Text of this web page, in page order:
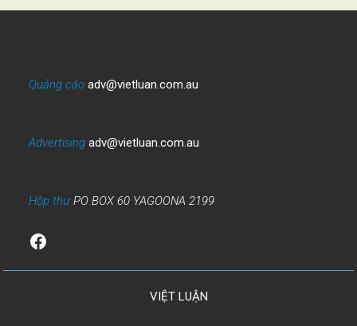
Quảng cáo adv@vietluan.com.au
Advertising adv@vietluan.com.au
Hộp thưPO BOX 60 YAGOONA 2199
Facebook
VIỆT LUẬN